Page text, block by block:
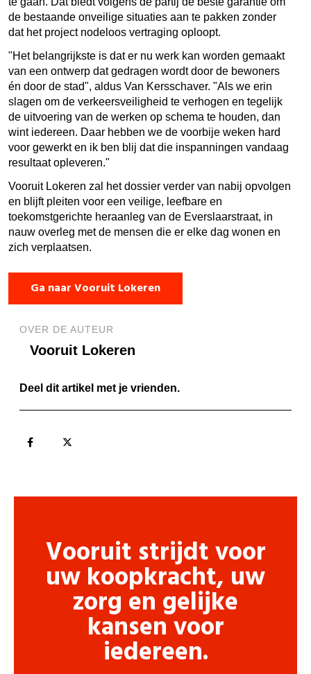
de bestaande onveilige situaties aan te pakken zonder
dat het project nodeloos vertraging oploopt.
"Het belangrijkste is dat er nu werk kan worden gemaakt
van een ontwerp dat gedragen wordt door de bewoners
én door de stad", aldus Van Kersschaver. "Als we erin
slagen om de verkeersveiligheid te verhogen en tegelijk
de uitvoering van de werken op schema te houden, dan
wint iedereen. Daar hebben we de voorbije weken hard
voor gewerkt en ik ben blij dat die inspanningen vandaag
resultaat opleveren."
Vooruit Lokeren zal het dossier verder van nabij opvolgen
en blijft pleiten voor een veilige, leefbare en
toekomstgerichte heraanleg van de Everslaarstraat, in
nauw overleg met de mensen die er elke dag wonen en
zich verplaatsen.
Ga naar Vooruit Lokeren
OVER DE AUTEUR
Vooruit Lokeren
Deel dit artikel met je vrienden.
Vooruit strijdt voor
uw koopkracht, uw
zorg en gelijke
kansen voor
iedereen.